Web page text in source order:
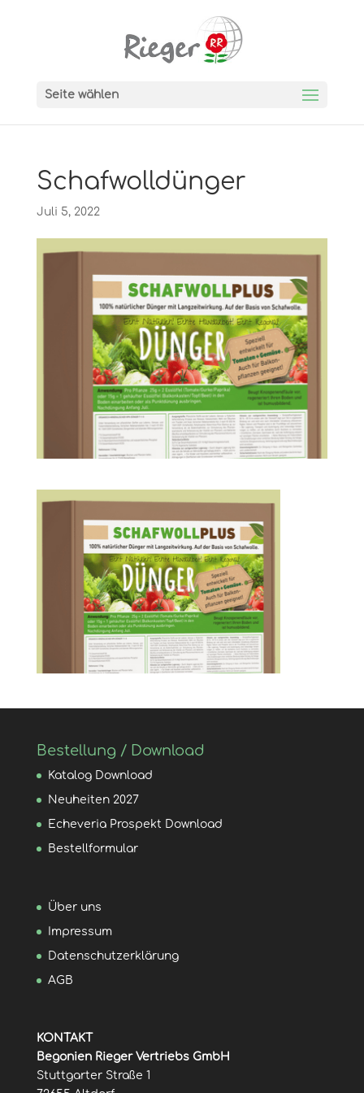
Seite wählen
Schafwolldünger
Juli 5, 2022
Bestellung / Download
Katalog Download
Neuheiten 2027
Echeveria Prospekt Download
Bestellformular
Über uns
Impressum
Datenschutzerklärung
AGB
KONTAKT
Begonien Rieger Vertriebs GmbH
Stuttgarter Straße 1